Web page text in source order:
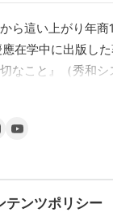
ら這い上がり年
在学中に出版し
なこと』（秀和
のビジネス書ラン
が収益を最大化
テンツポリシー